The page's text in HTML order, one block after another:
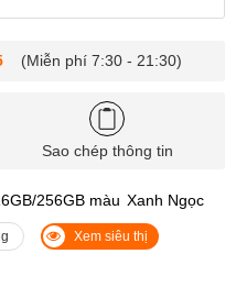
(Miễn phí 7:30 - 21:30)
Sao chép thông tin
256GB màu Xanh Ngọc
Xem siêu thị